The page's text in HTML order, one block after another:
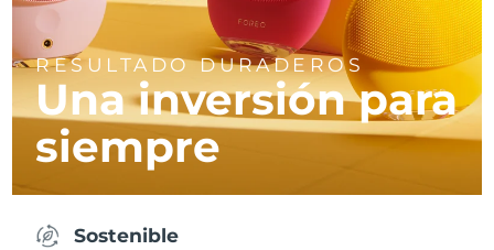
RESULTADO DURADEROS
Una inversión para
siempre
Sostenible